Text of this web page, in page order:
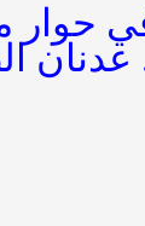
حوار
عدنان